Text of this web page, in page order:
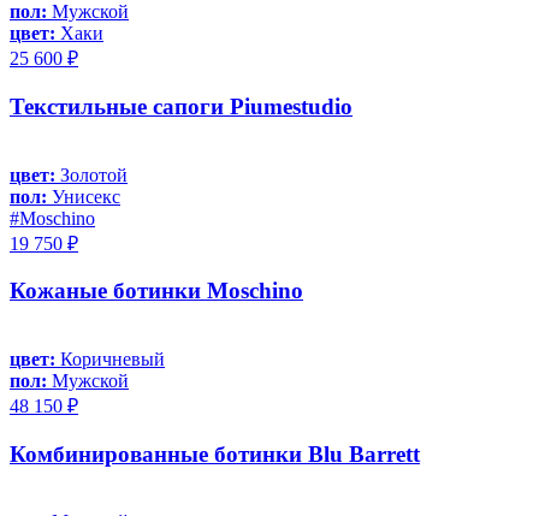
пол: Мужской
цвет: Хаки
25 600 ₽
Текстильные сапоги Piumestudio
цвет: Золотой
пол: Унисекс
#Moschino
19 750 ₽
Кожаные ботинки Moschino
цвет: Коричневый
пол: Мужской
48 150 ₽
Комбинированные ботинки Blu Barrett